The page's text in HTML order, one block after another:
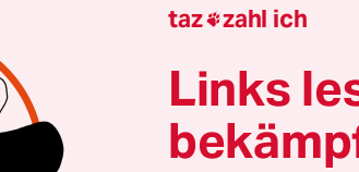
die Eröffnung der Ski-WM. Die
Merkel hat sich
Gerd Rubenbauer
zwischen Moderne und
heißt im Fall der Ski-WM vor
taz zahl ich
Links